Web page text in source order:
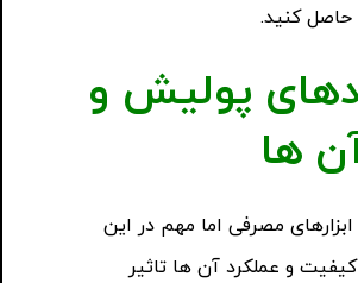
کنید.
پولیش و
ها
مصرفی اما مهم در این
و عملکرد آن ها تاثیر